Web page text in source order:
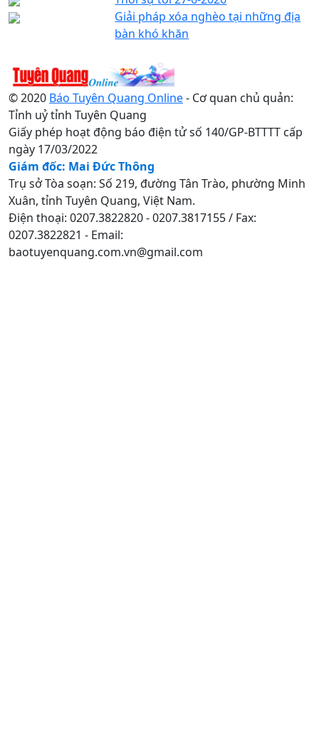
Giải pháp xóa nghèo tại những địa
bàn khó khăn
© 2020 Báo Tuyên Quang Online- Cơ quan chủ quản:
Tỉnh uỷ tỉnh Tuyên Quang
Giấy phép hoạt động báo điện tử số 140/GP-BTTTT cấp
ngày 17/03/2022
Giám đốc: Mai Đức Thông
Trụ sở Tòa soạn: Số 219, đường Tân Trào, phường Minh
Xuân, tỉnh Tuyên Quang, Việt Nam.
Điện thoại: 0207.3822820 - 0207.3817155 / Fax:
0207.3822821 - Email:
baotuyenquang.com.vn@gmail.com